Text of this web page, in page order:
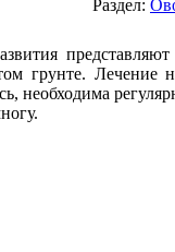
Раздел:
грунте. Лечение
необходима